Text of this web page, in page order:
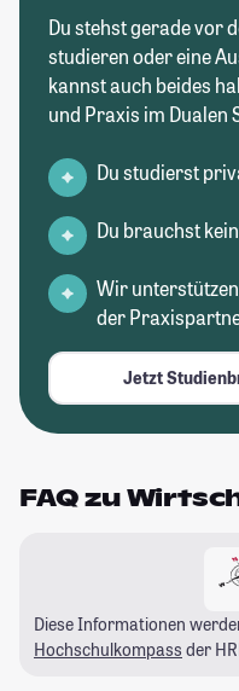
Du stehst gerade vor
studieren oder eine
kannst auch beides
und Praxis im Dualen
Du studierst
Du brauchst
Wir
der
Jetzt
FAQ zu
Diese Informationen
Hochschulkompass der